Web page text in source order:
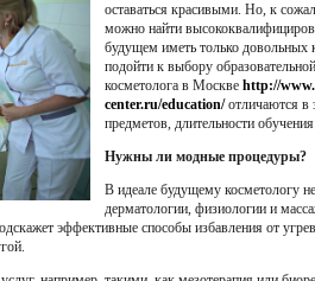
оставаться красивыми. Но, к
можно найти
будущем иметь только довольных
подойти к выбору
косметолога в Москве http://
center.ru/education/отличаются в
предметов, длительности
Нужны ли модные процедуры?
В идеале будущему косметологу
дерматологии, физиологии и
эффективные способы избавления от